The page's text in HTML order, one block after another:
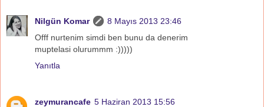
Nilgün Komar
8 Mayıs 2013 23:46
Offf nurtenim simdi ben bunu da denerim
muptelasi olurummm :)))))
Yanıtla
zeymurancafe 5 Haziran 2013 15:56